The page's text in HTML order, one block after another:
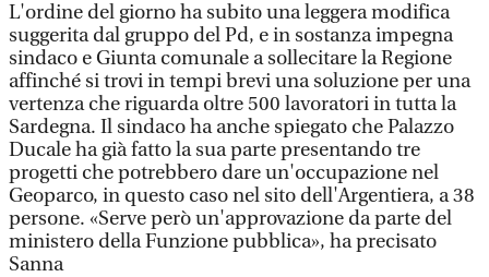
L'ordine del giorno ha subito una leggera modifica
suggerita dal gruppo del Pd, e in sostanza impegna
sindaco e Giunta comunale a sollecitare la Regione
affinché si trovi in tempi brevi una soluzione per una
vertenza che riguarda oltre 500 lavoratori in tutta la
Sardegna. Il sindaco ha anche spiegato che Palazzo
Ducale ha già fatto la sua parte presentando tre
progetti che potrebbero dare un'occupazione nel
Geoparco, in questo caso nel sito dell'Argentiera, a 38
persone. «Serve però un'approvazione da parte del
ministero della Funzione pubblica», ha precisato
Sanna